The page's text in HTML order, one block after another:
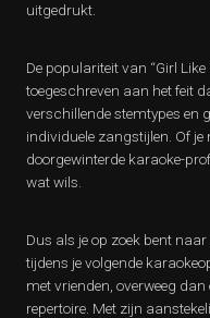
uitgedrukt.
De populariteit van “Girl
toegeschreven aan het feit
verschillende stemtypes en
individuele zangstijlen. Of je
doorgewinterde karaoke-
wat wils.
Dus als je op zoek bent
tijdens je volgende
met vrienden, overweeg dan
repertoire. Met zijn